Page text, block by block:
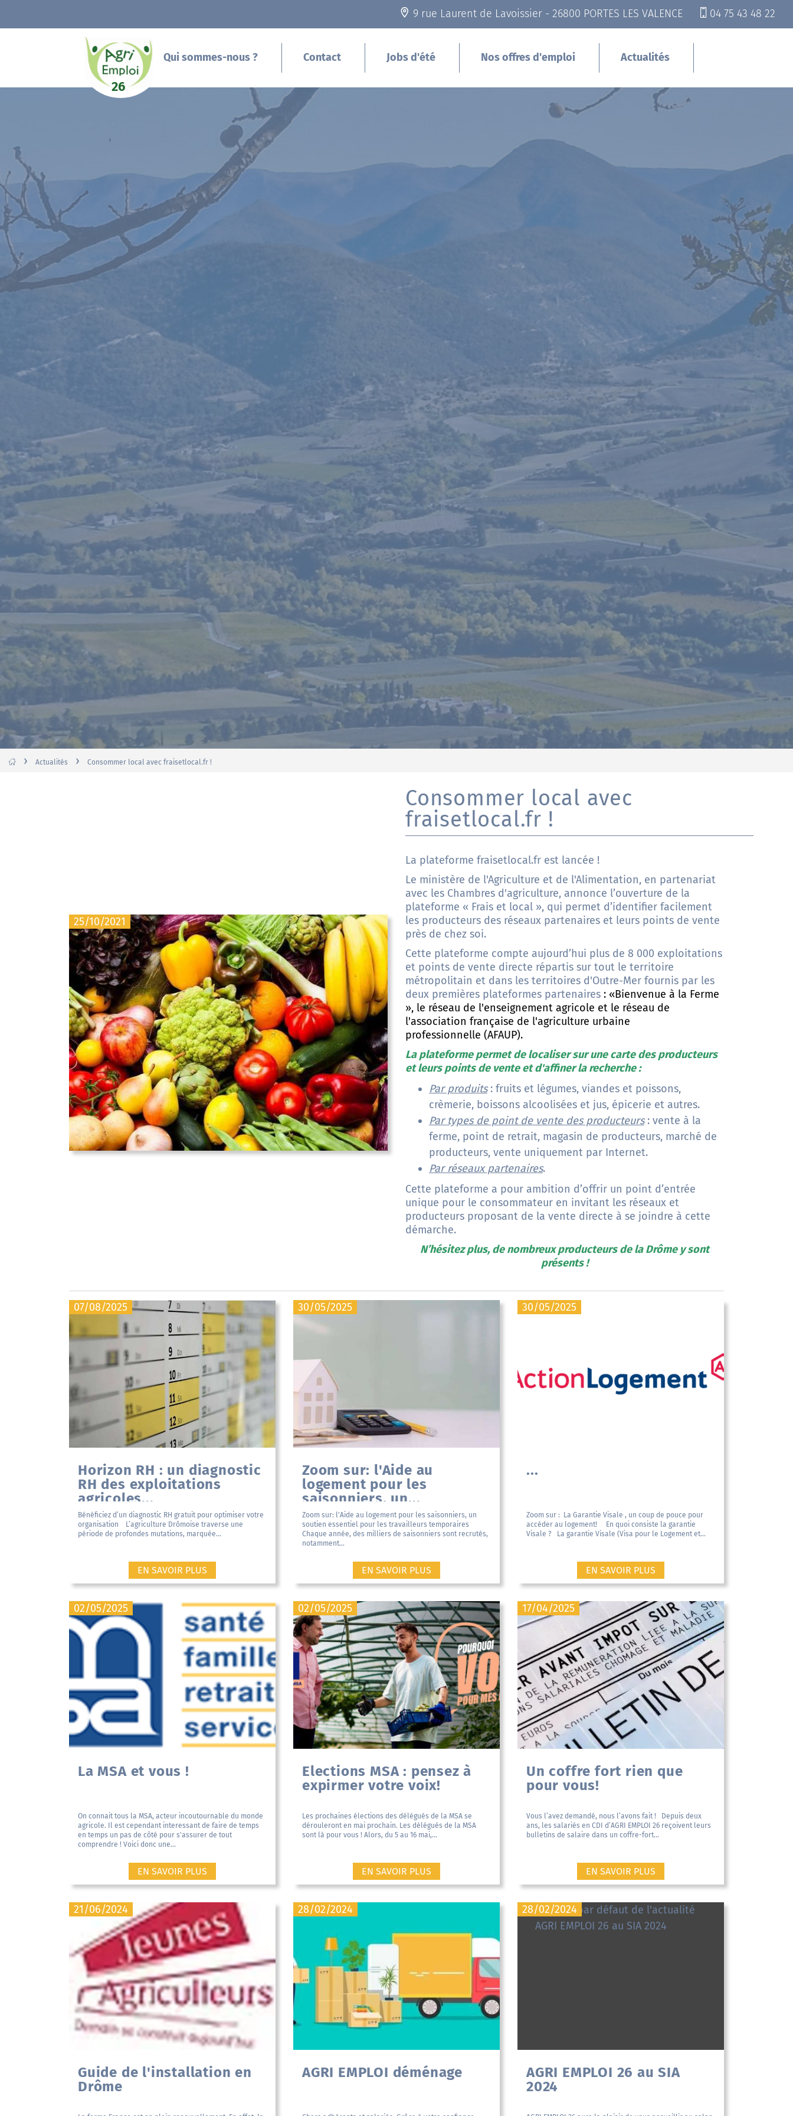
9 rue Laurent de Lavoissier - 26800 PORTES LES VALENCE 04 75 43 48 22
Qui sommes-nous ? Contact Jobs d'été Nos offres d'emploi Actualités
› Actualités › Consommer local avec fraisetlocal.fr !
25/10/2021
Consommer local avec
fraisetlocal.fr !
La plateforme fraisetlocal.fr est lancée !
Le ministère de l'Agriculture et de l'Alimentation, en partenariat
avec les Chambres d'agriculture, annonce l’ouverture de la
plateforme « Frais et local », qui permet d’identifier facilement
les producteurs des réseaux partenaires et leurs points de vente
près de chez soi.
Cette plateforme compte aujourd’hui plus de 8 000 exploitations
et points de vente directe répartis sur tout le territoire
métropolitain et dans les territoires d'Outre-Mer fournis par les
deux premières plateformes partenaires : «Bienvenue à la Ferme
», le réseau de l'enseignement agricole et le réseau de
l'association française de l'agriculture urbaine
professionnelle (AFAUP).
La plateforme permet de localiser sur une carte des producteurs
et leurs points de vente et d'affiner la recherche :
Par produits: fruits et légumes, viandes et poissons,
crèmerie, boissons alcoolisées et jus, épicerie et autres.
Par types de point de vente des producteurs: vente à la
ferme, point de retrait, magasin de producteurs, marché de
producteurs, vente uniquement par Internet.
Par réseaux partenaires.
Cette plateforme a pour ambition d’offrir un point d’entrée
unique pour le consommateur en invitant les réseaux et
producteurs proposant de la vente directe à se joindre à cette
démarche.
N’hésitez plus, de nombreux producteurs de la Drôme y sont
présents !
07/08/2025
Horizon RH : un diagnostic
RH des exploitations
agricoles...
Bénéficiez d’un diagnostic RH gratuit pour optimiser votre
organisation L’agriculture Drômoise traverse une
période de profondes mutations, marquée...
EN SAVOIR PLUS
30/05/2025
Zoom sur: l'Aide au
logement pour les
saisonniers, un...
Zoom sur: l'Aide au logement pour les saisonniers, un
soutien essentiel pour les travailleurs temporaires
Chaque année, des milliers de saisonniers sont recrutés,
notamment...
EN SAVOIR PLUS
30/05/2025
...
Zoom sur : La Garantie Visale , un coup de pouce pour
accéder au logement! En quoi consiste la garantie
Visale ? La garantie Visale (Visa pour le Logement et...
EN SAVOIR PLUS
02/05/2025
La MSA et vous !
On connait tous la MSA, acteur incoutournable du monde
agricole. Il est cependant interessant de faire de temps
en temps un pas de côté pour s'assurer de tout
comprendre ! Voici donc une...
EN SAVOIR PLUS
02/05/2025
Elections MSA : pensez à
expirmer votre voix!
Les prochaines élections des délégués de la MSA se
dérouleront en mai prochain. Les délégués de la MSA
sont là pour vous ! Alors, du 5 au 16 mai,...
EN SAVOIR PLUS
17/04/2025
Un coffre fort rien que
pour vous!
Vous l’avez demandé, nous l’avons fait ! Depuis deux
ans, les salariés en CDI d’AGRI EMPLOI 26 reçoivent leurs
bulletins de salaire dans un coffre-fort...
EN SAVOIR PLUS
21/06/2024
Guide de l'installation en
Drôme
28/02/2024
AGRI EMPLOI déménage
28/02/2024
AGRI EMPLOI 26 au SIA
2024